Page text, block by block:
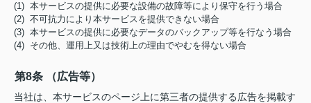
(1) 本サービスの提供に必要な設備の故障等により保守を行う場合
(2) 不可抗力により本サービスを提供できない場合
(3) 本サービスの提供に必要なデータのバックアップ等を行なう場合
(4) その他、運用上又は技術上の理由でやむを得ない場合
第8条 （広告等）
当社は、本サービスのページ上に第三者の提供する広告を掲載す